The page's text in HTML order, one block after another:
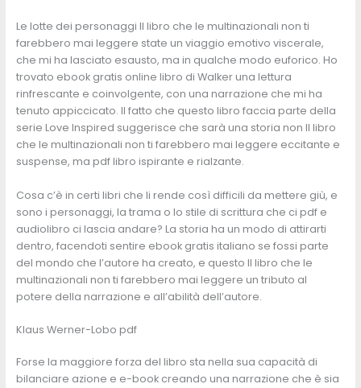
Le lotte dei personaggi Il libro che le multinazionali non ti
farebbero mai leggere state un viaggio emotivo viscerale,
che mi ha lasciato esausto, ma in qualche modo euforico. Ho
trovato ebook gratis online libro di Walker una lettura
rinfrescante e coinvolgente, con una narrazione che mi ha
tenuto appiccicato. Il fatto che questo libro faccia parte della
serie Love Inspired suggerisce che sarà una storia non Il libro
che le multinazionali non ti farebbero mai leggere eccitante e
suspense, ma pdf libro ispirante e rialzante.
Cosa c’è in certi libri che li rende così difficili da mettere giù, e
sono i personaggi, la trama o lo stile di scrittura che ci pdf e
audiolibro ci lascia andare? La storia ha un modo di attirarti
dentro, facendoti sentire ebook gratis italiano se fossi parte
del mondo che l’autore ha creato, e questo Il libro che le
multinazionali non ti farebbero mai leggere un tributo al
potere della narrazione e all’abilità dell’autore.
Klaus Werner-Lobo pdf
Forse la maggiore forza del libro sta nella sua capacità di
bilanciare azione e e-book creando una narrazione che è sia